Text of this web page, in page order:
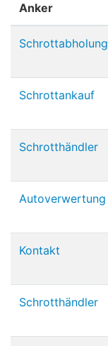
Anker
Schrottabholung
Schrottankauf
Schrotthändler
Autoverwertung
Kontakt
Schrotthändler